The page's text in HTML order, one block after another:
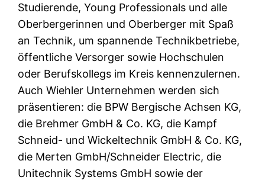
Studierende, Young Professionals und alle
Oberbergerinnen und Oberberger mit Spaß
an Technik, um spannende Technikbetriebe,
öffentliche Versorger sowie Hochschulen
oder Berufskollegs im Kreis kennenzulernen.
Auch Wiehler Unternehmen werden sich
präsentieren: die BPW Bergische Achsen KG,
die Brehmer GmbH & Co. KG, die Kampf
Schneid- und Wickeltechnik GmbH & Co. KG,
die Merten GmbH/Schneider Electric, die
Unitechnik Systems GmbH sowie der